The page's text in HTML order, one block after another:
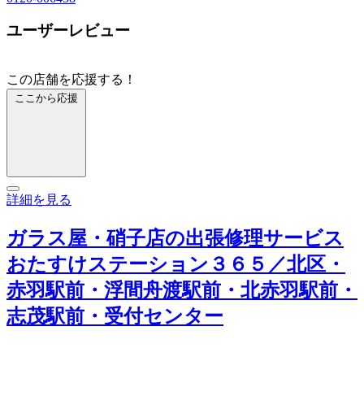
ユーザーレビュー
この店舗を応援する！
ここから応援
詳細を見る
ガラス屋・硝子店の出張修理サービス
おたすけステーション３６５／北区・
赤羽駅前・浮間舟渡駅前・北赤羽駅前・
志茂駅前・受付センター